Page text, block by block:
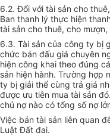
6.2. Đối với tài sản cho
Ban thanh lý thực hiện
tài sản cho thuê, cho
6.3. Tài sản của công ty bị
chức bán đấu giá chuyên
hiện công khai theo đúng
sản hiện hành. Trường hợp
ty bị giải thể cùng trả giá
được ưu tiên mua tài sản
chủ nợ nào có tổng số nợ
Việc bán tài sản liên quan
Luật Đất đai.